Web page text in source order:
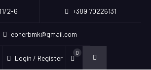
2-6 +389 70226131
eonerbmk@gmail.com
Youtube
Login / Register
0